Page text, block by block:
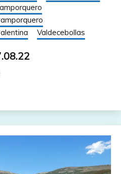
Valdecebollas